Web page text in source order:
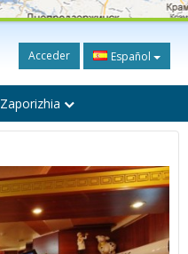
Acceder Español
Zaporizhia